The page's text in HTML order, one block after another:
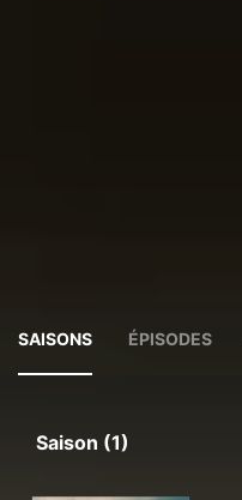
SAISONS ÉPISODES
Saison (1)